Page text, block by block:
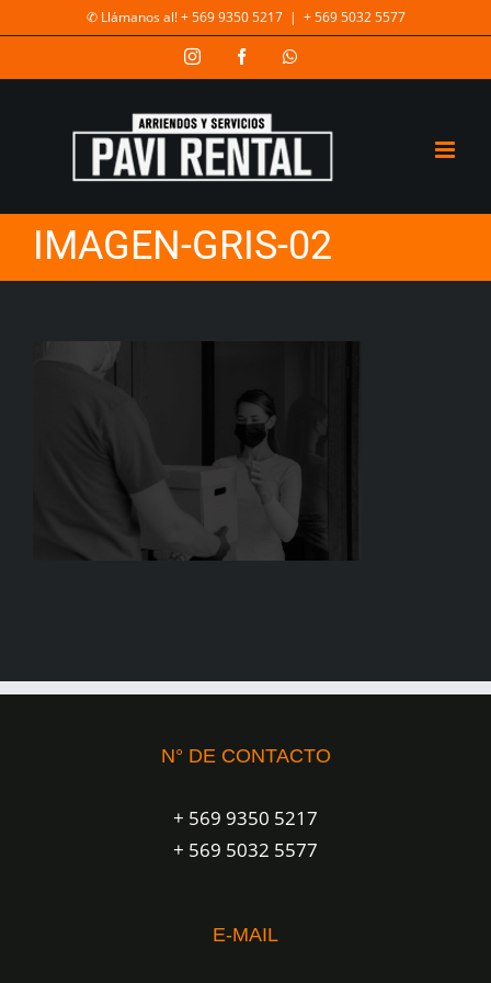
✆ Llámanos al! + 569 9350 5217 | + 569 5032 5577
IMAGEN-GRIS-02
N° DE CONTACTO
+ 569 9350 5217
+ 569 5032 5577
E-MAIL